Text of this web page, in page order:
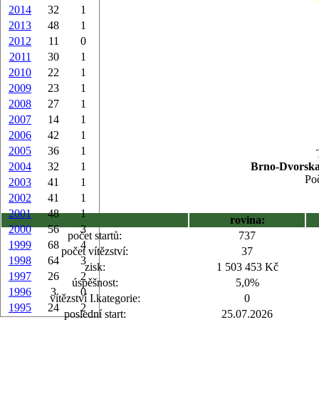
2014
32
1
2013
48
1
2012
11
0
2011
30
1
2010
22
1
2009
23
1
2008
27
1
2007
14
1
2006
42
1
2005
36
1
2004
32
1
2003
41
1
2002
41
1
2001
48
1
2000
56
3
1999
68
4
1998
64
3
1997
26
2
1996
3
0
1995
24 2
Brno-
rovina:
počet startů:
737
počet vítězství:
37
zisk:
1 503 453 Kč
úspěšnost:
5,0%
vítězství I.kategorie:
0
poslední start:
25.07.2026